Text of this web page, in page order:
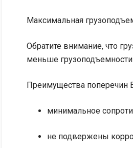
Максимальная
Обратите внимание, что
меньше
Преимущества поперечин
минимальное
не подвержены